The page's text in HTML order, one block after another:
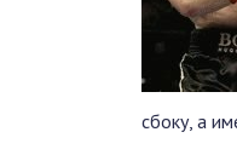
сбоку, а